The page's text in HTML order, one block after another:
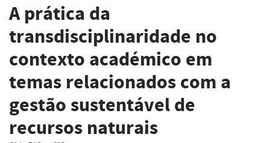
A prática da
transdisciplinaridade no
contexto académico em
temas relacionados com a
gestão sustentável de
recursos naturais